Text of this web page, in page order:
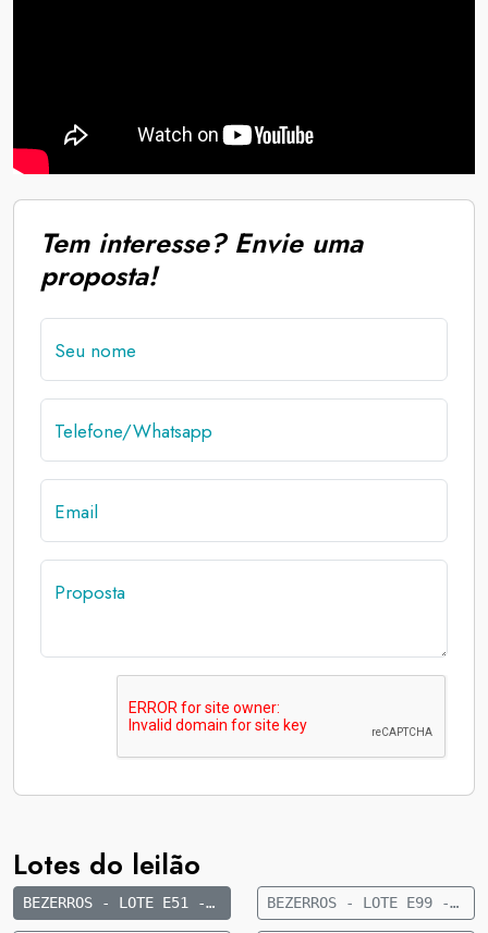
Tem interesse? Envie uma
proposta!
Seu nome
Telefone/Whatsapp
Email
Proposta
Lotes do leilão
BEZERROS - LOTE E51 - 13 MACHOS NELORE PINTADO 12 MESES - 237 KG - 16 KM DE CAMAPUÃ BEZERROS - LOTE E99 - 3 MACHOS ANELORADOS DE 8 A 10 MESES - 202 KG - 38 KM DE CAMAPUÃ